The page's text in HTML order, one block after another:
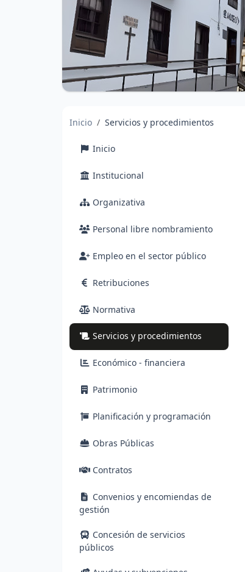
Inicio Servicios y procedimientos
Inicio
Institucional
Organizativa
Personal libre nombramiento
Empleo en el sector público
Retribuciones
Normativa
Servicios y procedimientos(actual)
Económico - financiera
Patrimonio
Planificación y programación
Obras Públicas
Contratos
Convenios y encomiendas de
gestión
Concesión de servicios
públicos